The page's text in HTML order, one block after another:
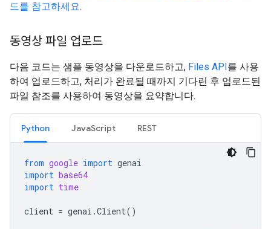
드를 참고하세요.
동영상 파일 업로드
다음 코드는 샘플 동영상을 다운로드하고, Files API를 사용
하여 업로드하고, 처리가 완료될 때까지 기다린 후 업로드된
파일 참조를 사용하여 동영상을 요약합니다.
Python JavaScript REST
from google import genai
import base64
import time
client = genai .Client()